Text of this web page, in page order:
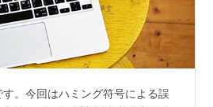
。今回はハミング符号による誤